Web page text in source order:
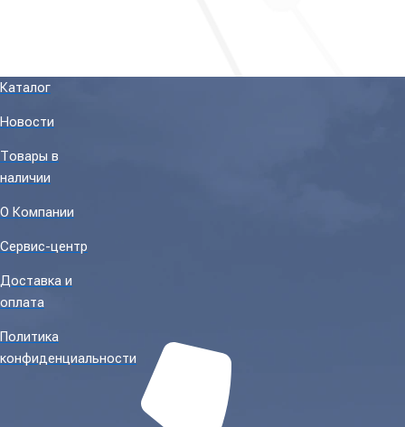
Каталог
Новости
Товары в
наличии
О Компании
Сервис-центр
Доставка и
оплата
Политика
конфиденциальности